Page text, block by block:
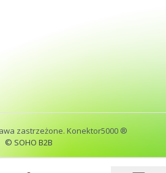
zastrzeżone. Konektor5000 ®
© SOHO B2B